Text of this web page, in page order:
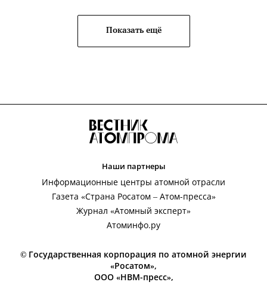
Показать ещё
© Государственная корпорация по атомной энергии
«Росатом»,
ООО «НВМ-пресс»,
Наши партнеры
Информационные центры атомной отрасли
Газета «Страна Росатом – Атом-пресса»
Журнал «Атомный эксперт»
Атоминфо.ру